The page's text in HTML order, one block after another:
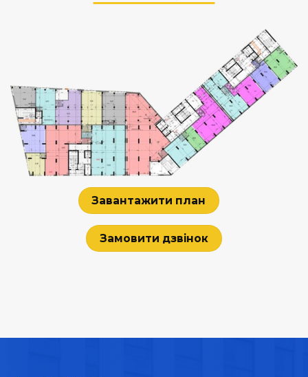
Завантажити план
Замовити дзвінок